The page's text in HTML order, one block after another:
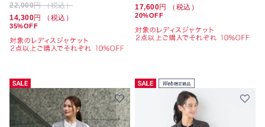
22,000円 （税込）
14,300円 （税込）
35%OFF
17,600円 （税込）
20%OFF